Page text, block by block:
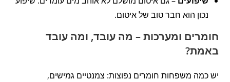
נכון הוא חבר טוב של איטום.
חומרים ומערכות – מה עובד, ומה עובד
באמת?
יש כמה משפחות חומרים נפוצות: צמנטיים גמישים,